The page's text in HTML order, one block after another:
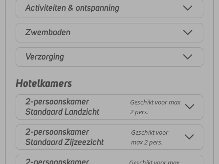
Activiteiten & ontspanning
Zwembaden
Verzorging
Hotelkamers
2-persoonskamer
Standaard Landzicht
Geschikt voor max
2 pers.
2-persoonskamer
Standaard Zijzeezicht
Geschikt voor
max 2 pers.